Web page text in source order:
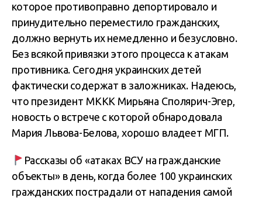
которое противоправно депортировало и
принудительно переместило гражданских,
должно вернуть их немедленно и безусловно.
Без всякой привязки этого процесса к атакам
противника. Сегодня украинских детей
фактически содержат в заложниках. Надеюсь,
что президент МККК Мирьяна Сполярич-Эгер,
новость о встрече с которой обнародовала
Мария Львова-Белова, хорошо владеет МГП.
Рассказы об «атаках ВСУ на гражданские
объекты» в день, когда более 100 украинских
гражданских пострадали от нападения самой